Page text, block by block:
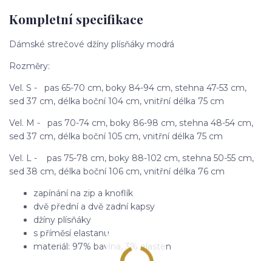
Kompletní specifikace
Dámské strečové džíny plísňáky modrá
Rozměry:
Vel. S - pas 65-70 cm, boky 84-94 cm, stehna 47-53 cm,
sed 37 cm, délka boční 104 cm, vnitřní délka 75 cm
Vel. M - pas 70-74 cm, boky 86-98 cm, stehna 48-54 cm,
sed 37 cm, délka boční 105 cm, vnitřní délka 75 cm
Vel. L - pas 75-78 cm, boky 88-102 cm, stehna 50-55 cm,
sed 38 cm, délka boční 106 cm, vnitřní délka 76 cm
zapínání na zip a knoflík
dvě přední a dvě zadní kapsy
džíny plísňáky
s příměsí elastanu
materiál: 97% bavlna, 3% elasten